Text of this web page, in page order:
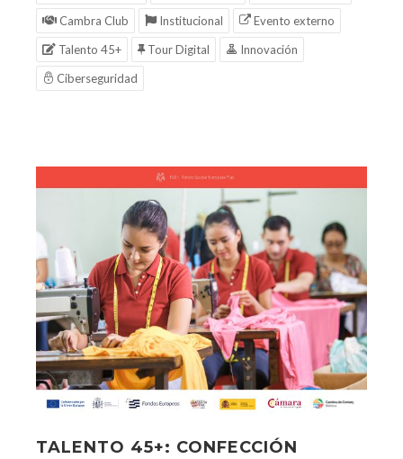
Cambra Club
Institucional
Evento externo
Talento 45+
Tour Digital
Innovación
Ciberseguridad
TALENTO 45+: CONFECCIÓN